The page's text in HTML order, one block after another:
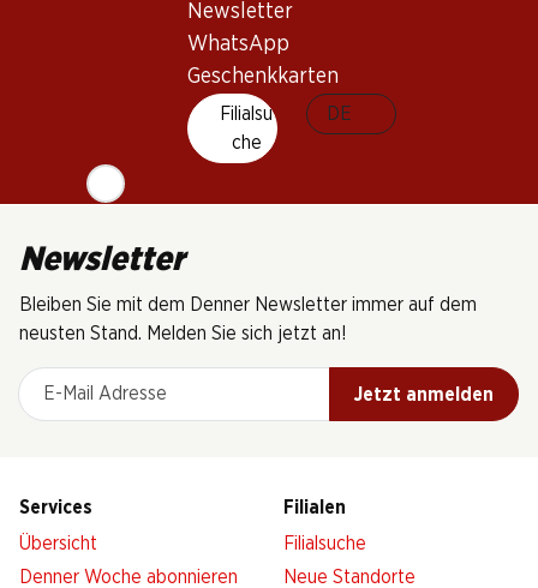
Newsletter
WhatsApp
Geschenkkarten
Filialsu
che
DE
5 Produkten
Nach Oben
Newsletter
Bleiben Sie mit dem Denner Newsletter immer auf dem
neusten Stand. Melden Sie sich jetzt an!
E-Mail Adresse
Jetzt anmelden
Services
Übersicht
Denner Woche abonnieren
Filialen
Filialsuche
Neue Standorte